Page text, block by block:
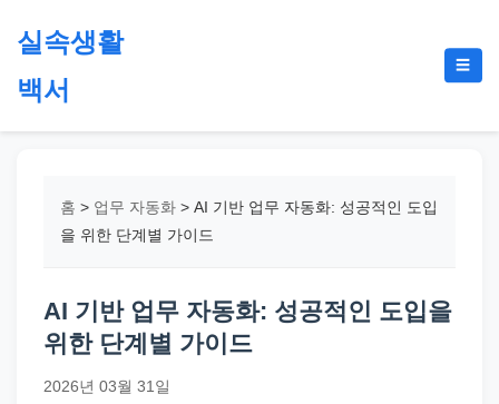
실속생활
백서
절
메
뉴
☰
홈 > 업무 자동화 > AI 기반 업무 자동화: 성공적인 도입
을 위한 단계별 가이드
AI 기반 업무 자동화: 성공적인 도입을
위한 단계별 가이드
2026년 03월 31일